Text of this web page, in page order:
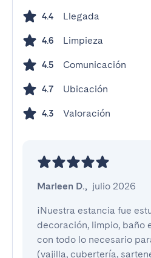
4.4 Llegada
4.6 Limpieza
4.5 Comunicación
4.7 Ubicación
4.3 Valoración
Marleen D., julio 2026
¡Nuestra estancia fue
decoración, limpio, baño
con todo lo necesario
(vajilla, cubertería,